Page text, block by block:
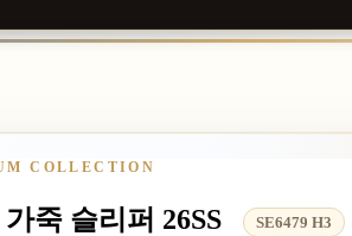
COLLECTION
죽 슬리퍼 26SS SE6479 H3